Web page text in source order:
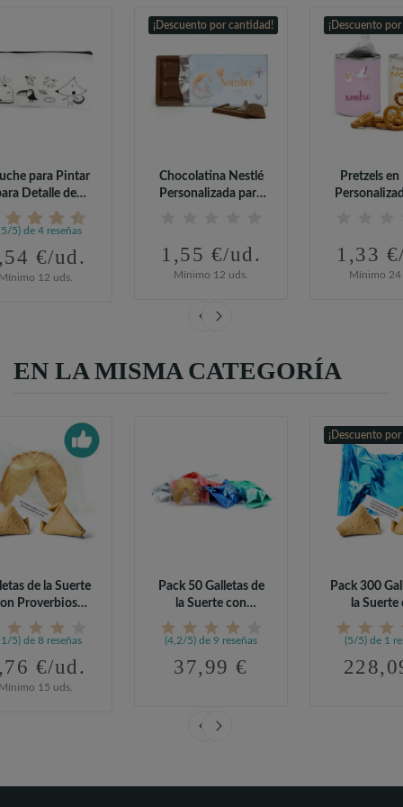
para Pintar
Detalle de
Comunión
5) de 4 reseñas
€/ud.
12 uds.
¡Descuento por cantidad!
Chocolatina Nestlé
Personalizada para
1,55 €/ud.
Mínimo 12 uds.
¡Descuento
Pretzels
1,33
Mínimo 24
EN LA MISMA CATEGORÍA
de la Suerte
Proverbios
Generales
5) de 8 reseñas
€/ud.
15 uds.
Pack 50 Galletas de
la Suerte con
Proverbios...
(4,2/5) de 9 reseñas
37,99 €
¡Descuento
Pack 300
la Suerte
(5/5) de 1